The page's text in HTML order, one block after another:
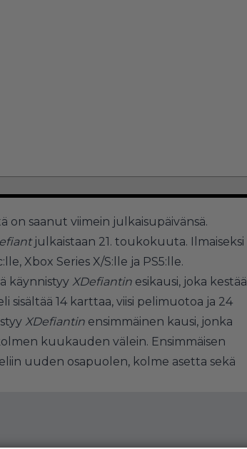
on saanut viimein julkaisupäivänsä.
julkaistaan 21. toukokuuta. Ilmaiseksi
Xbox Series X/S:lle ja PS5:lle.
käynnistyy XDefiantin esikausi, joka kestää
sisältää 14 karttaa, viisi pelimuotoa ja 24
XDefiantin ensimmäinen kausi, jonka
kuukauden välein. Ensimmäisen
uuden osapuolen, kolme asetta sekä